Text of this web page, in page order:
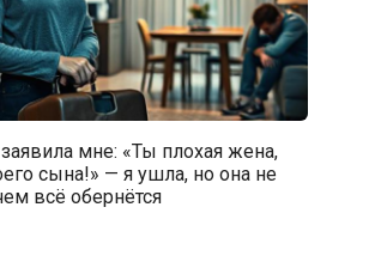
мне: «Ты плохая жена,
сына!» — я ушла, но она не
всё обернётся